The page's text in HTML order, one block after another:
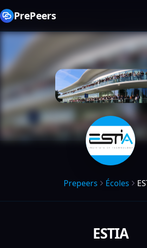
PrePeers
Prepeers Écoles
ESTIA